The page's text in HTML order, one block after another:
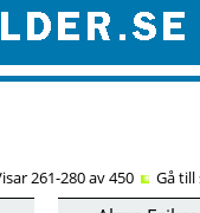
261-280 av 450 Gå till